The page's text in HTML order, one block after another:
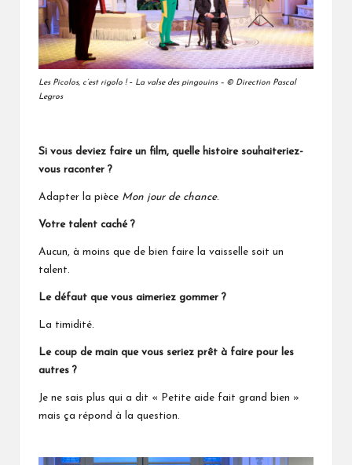
Les Picolos, c’est rigolo !– La valse des pingouins – © Direction Pascal
Legros
Si vous deviez faire un film, quelle histoire souhaiteriez-
vous raconter ?
Adapter la pièce Mon jour de chance.
Votre talent caché ?
Aucun, à moins que de bien faire la vaisselle soit un
talent.
Le défaut que vous aimeriez gommer ?
La timidité.
Le coup de main que vous seriez prêt à faire pour les
autres ?
Je ne sais plus qui a dit « Petite aide fait grand bien »
mais ça répond à la question.